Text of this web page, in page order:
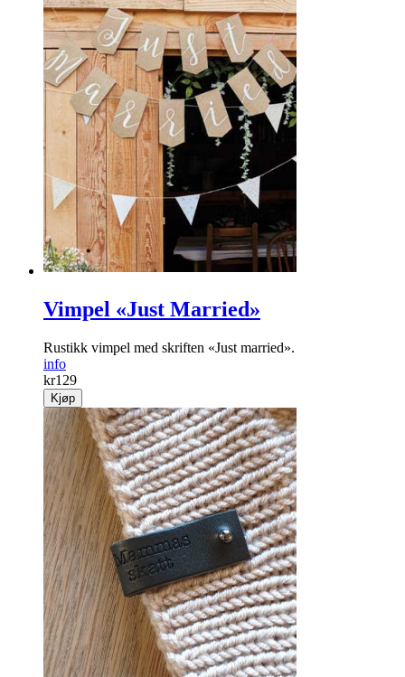
Vimpel «Just Married»
Rustikk vimpel med skriften «Just married».
info
kr129
Kjøp